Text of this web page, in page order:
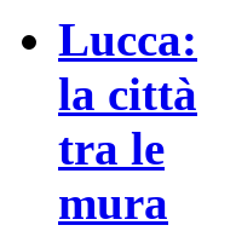
Lucca:
la città
tra le
mura